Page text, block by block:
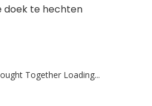
doek te hechten
Together Loading...